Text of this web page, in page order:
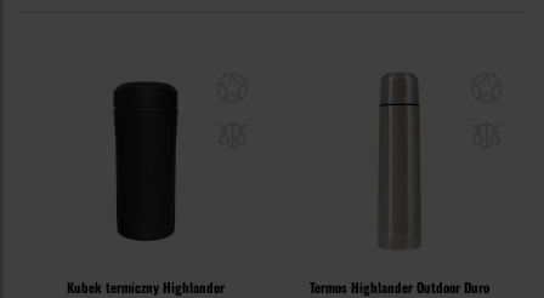
Kubek termiczny Highlander
Termos Highlander Outdoor Duro